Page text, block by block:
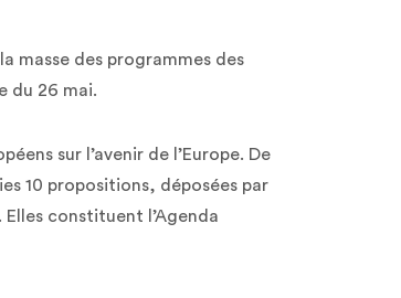
masse des programmes des
du 26 mai.
sur l’avenir de l’Europe. De
10 propositions, déposées par
constituent l’Agenda